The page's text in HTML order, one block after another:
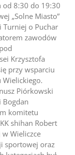
od 8:30 do 19:30
„Solne Miasto”
Turniej o Puchar
zawodów
Krzysztofa
przy wsparciu
Wielickiego.
Piórkowski
Bogdan
komitetu
shihan Robert
Wieliczce
sportowej oraz